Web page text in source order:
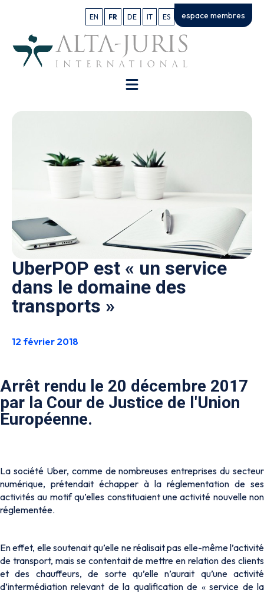
EN FR DE IT ES espace membres
UberPOP est « un service
dans le domaine des
transports »
12 février 2018
Arrêt rendu le 20 décembre 2017
par la Cour de Justice de l'Union
Européenne.
La société Uber, comme de nombreuses entreprises du secteur
numérique, prétendait échapper à la réglementation de ses
activités au motif qu’elles constituaient une activité nouvelle non
réglementée.
En effet, elle soutenait qu’elle ne réalisait pas elle-même l’activité
de transport, mais se contentait de mettre en relation des clients
et des chauffeurs, de sorte qu’elle n’aurait qu’une activité
d’intermédiation relevant de la qualification de « service de la